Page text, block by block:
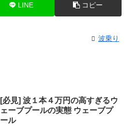
LINE コピー
波乗り
[必見] 波１本４万円の高すぎるウ
ェーブプールの実態 ウェーブプ
ール